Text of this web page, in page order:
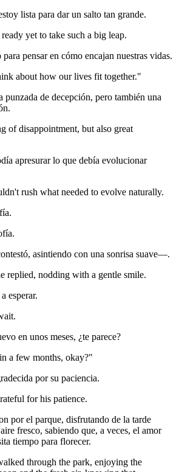
lista para dar un salto tan grande.
yet to take such a big leap.
pensar en cómo encajan nuestras vidas.
about how our lives fit together."
punzada de decepción, pero también una
of disappointment, but also great
apresurar lo que debía evolucionar
rush what needed to evolve naturally.
asintiendo con una sonrisa suave—.
replied, nodding with a gentle smile.
esperar.
en unos meses, ¿te parece?
a few months, okay?"
por su paciencia.
for his patience.
por el parque, disfrutando de la tarde
fresco, sabiendo que, a veces, el amor
tiempo para florecer.
through the park, enjoying the